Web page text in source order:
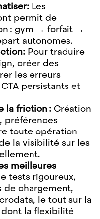
Les
permit de
: gym → forfait →
autonomes.
Pour traduire
créer des
les erreurs
persistants et
la friction : Création
préférences
toute opération
la visibilité sur les
meilleures
tests rigoureux,
de chargement,
le tout sur la
la flexibilité